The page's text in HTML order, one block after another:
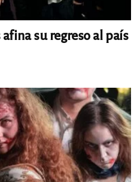
su regreso al país